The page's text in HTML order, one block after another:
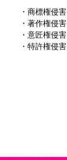
・商標権侵害
・著作権侵害
・意匠権侵害
・特許権侵害